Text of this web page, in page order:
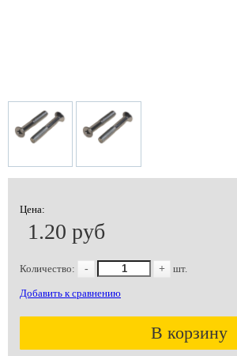
Цена:
1.20 руб
Количество: - + шт.
Добавить к сравнению
В корзину